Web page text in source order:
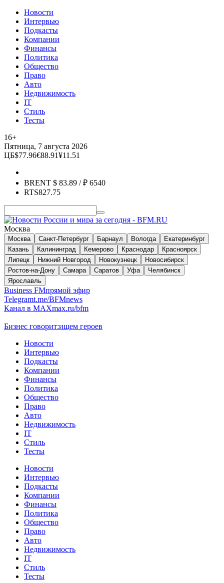
Новости
Интервью
Подкасты
Компании
Финансы
Политика
Общество
Право
Авто
Недвижимость
IT
Стиль
Тесты
16+
Пятница, 7 августа 2026
ЦБ$77.96€88.91¥11.51
BRENT $ 83.89 / ₽ 6540
RTS827.75
Москва
Москва Санкт-Петербург Барнаул Вологда
Екатеринбург
Казань
Калининград Кемерово Краснодар
Красноярск
Липецк
Нижний Новгород Новокузнецк
Новосибирск
Ростов-на-Дону
Самара Саратов Уфа
Челябинск
Ярославль
Business FMпрямой эфир
Telegramt.me/BFMnews
Канал в MAXmax.ru/bfm
Бизнес говорит:ищем героев
Новости
Интервью
Подкасты
Компании
Финансы
Политика
Общество
Право
Авто
Недвижимость
IT
Стиль
Тесты
Новости
Интервью
Подкасты
Компании
Финансы
Политика
Общество
Право
Авто
Недвижимость
IT
Стиль
Тесты